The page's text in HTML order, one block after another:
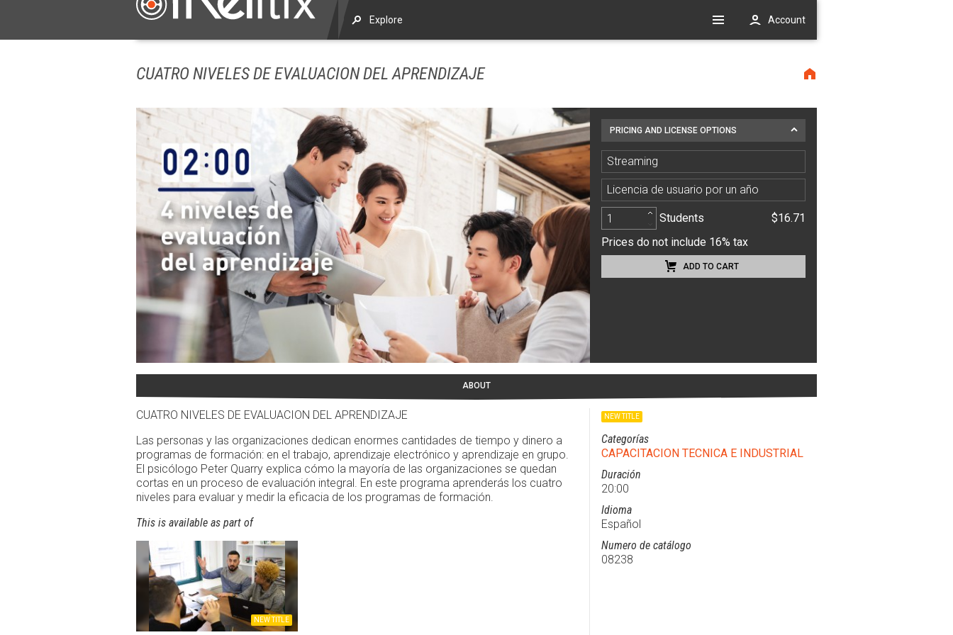
CUATRO NIVELES DE EVALUACION DEL APRENDIZAJE
PRICING AND LICENSE OPTIONS
Streaming
Licencia de usuario por un año
Students
$16.71
Prices do not include 16% tax
ADD TO CART
ABOUT
CUATRO NIVELES DE EVALUACION DEL APRENDIZAJE
Las personas y las organizaciones dedican enormes cantidades de tiempo y dinero a
programas de formación: en el trabajo, aprendizaje electrónico y aprendizaje en grupo.
El psicólogo Peter Quarry explica cómo la mayoría de las organizaciones se quedan
cortas en un proceso de evaluación integral. En este programa aprenderás los cuatro
niveles para evaluar y medir la eficacia de los programas de formación.
This is available as part of
NEW TITLE
NEW TITLE
Categorías
CAPACITACION TECNICA E INDUSTRIAL
Duración
20:00
Idioma
Español
Numero de catálogo
08238
Explore Account